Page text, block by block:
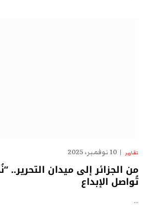
تقارير 10 نوفمبر، 2025
من الجزائر إلى ميدان التحرير..
تُواصل الإبداع
…